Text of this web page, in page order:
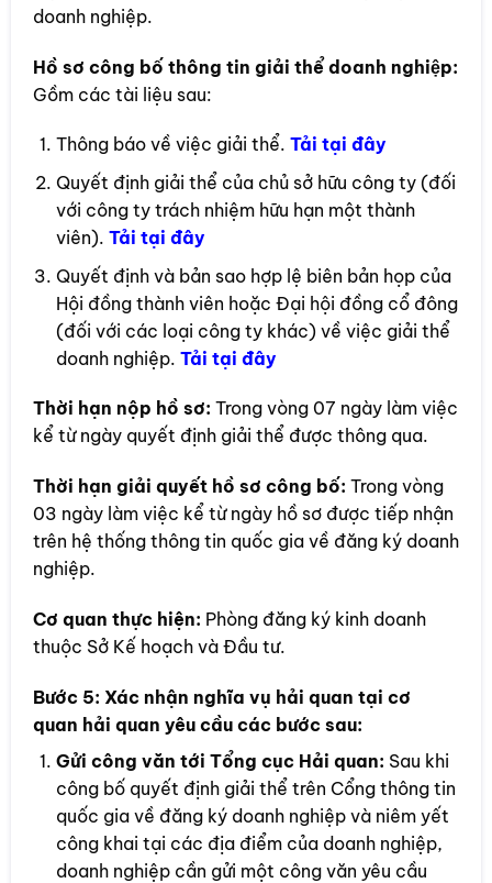
doanh nghiệp.
Hồ sơ công bố thông tin giải thể doanh nghiệp:
Gồm các tài liệu sau:
Thông báo về việc giải thể. Tải tại đây
Quyết định giải thể của chủ sở hữu công ty (đối
với công ty trách nhiệm hữu hạn một thành
viên). Tải tại đây
Quyết định và bản sao hợp lệ biên bản họp của
Hội đồng thành viên hoặc Đại hội đồng cổ đông
(đối với các loại công ty khác) về việc giải thể
doanh nghiệp. Tải tại đây
Thời hạn nộp hồ sơ: Trong vòng 07 ngày làm việc
kể từ ngày quyết định giải thể được thông qua.
Thời hạn giải quyết hồ sơ công bố: Trong vòng
03 ngày làm việc kể từ ngày hồ sơ được tiếp nhận
trên hệ thống thông tin quốc gia về đăng ký doanh
nghiệp.
Cơ quan thực hiện: Phòng đăng ký kinh doanh
thuộc Sở Kế hoạch và Đầu tư.
Bước 5: Xác nhận nghĩa vụ hải quan tại cơ
quan hải quan yêu cầu các bước sau:
Gửi công văn tới Tổng cục Hải quan: Sau khi
công bố quyết định giải thể trên Cổng thông tin
quốc gia về đăng ký doanh nghiệp và niêm yết
công khai tại các địa điểm của doanh nghiệp,
doanh nghiệp cần gửi một công văn yêu cầu